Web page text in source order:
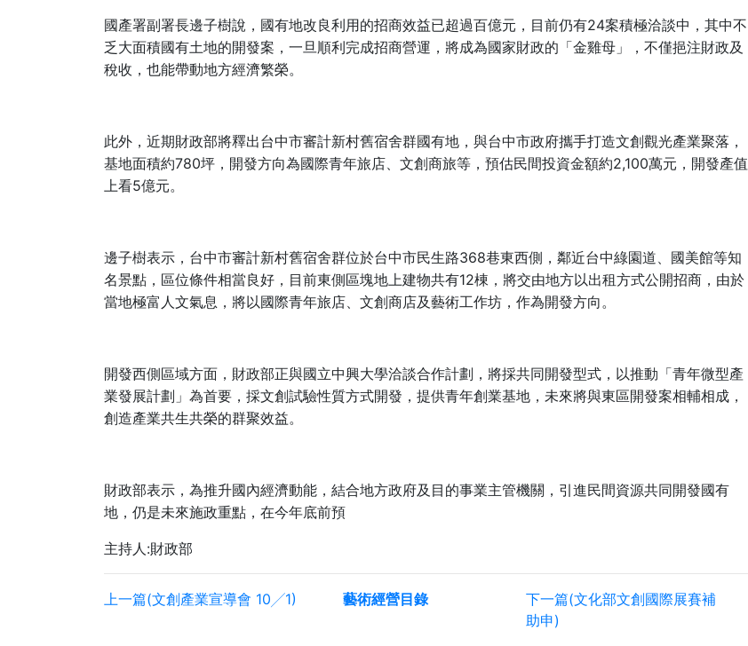
國產署副署長邊子樹說，國有地改良利用的招商效益已超過百億元，目前仍有24案積極洽談中，其中不
乏大面積國有土地的開發案，一旦順利完成招商營運，將成為國家財政的「金雞母」，不僅挹注財政及
稅收，也能帶動地方經濟繁榮。
此外，近期財政部將釋出台中市審計新村舊宿舍群國有地，與台中市政府攜手打造文創觀光產業聚落，
基地面積約780坪，開發方向為國際青年旅店、文創商旅等，預估民間投資金額約2,100萬元，開發產值
上看5億元。
邊子樹表示，台中市審計新村舊宿舍群位於台中市民生路368巷東西側，鄰近台中綠園道、國美館等知
名景點，區位條件相當良好，目前東側區塊地上建物共有12棟，將交由地方以出租方式公開招商，由於
當地極富人文氣息，將以國際青年旅店、文創商店及藝術工作坊，作為開發方向。
開發西側區域方面，財政部正與國立中興大學洽談合作計劃，將採共同開發型式，以推動「青年微型產
業發展計劃」為首要，採文創試驗性質方式開發，提供青年創業基地，未來將與東區開發案相輔相成，
創造產業共生共榮的群聚效益。
財政部表示，為推升國內經濟動能，結合地方政府及目的事業主管機關，引進民間資源共同開發國有
地，仍是未來施政重點，在今年底前預
主持人:財政部
上一篇(文創產業宣導會 10╱1) 藝術經營目錄
下一篇(文化部文創國際展賽補
助申)